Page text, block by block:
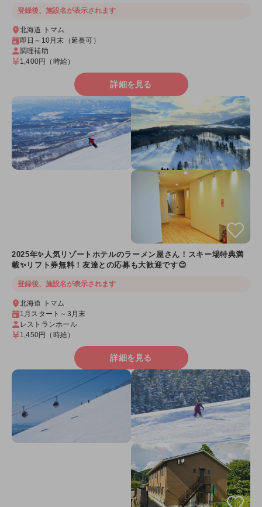
登録後、施設名が表示されます
北海道 トマム
即日～10月末（延長可）
調理補助
1,400円
（時給）
詳細を見る
2025年✨人気リゾートホテルのラーメン屋さん！スキー場特典満
載✨リフト券無料！友達との応募も大歓迎です😊
登録後、施設名が表示されます
北海道 トマム
1月スタート～3月末
レストランホール
1,450円
（時給）
詳細を見る